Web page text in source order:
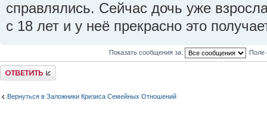
справлялись. Сейчас дочь уже
с 18 лет и у неё прекрасно это
Показать сообщения за: Поле
Ответить
Вернуться в Заложники Кризиса Семейных Отношений